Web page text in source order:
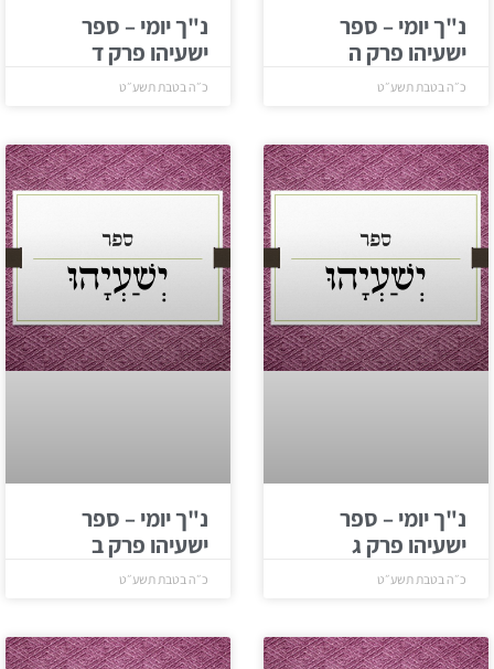
נ"ך יומי – ספר
ישעיהו פרק ה
כ״ה בטבת תשע״ט
נ"ך יומי – ספר
ישעיהו פרק ד
כ״ה בטבת תשע״ט
נ"ך יומי – ספר
ישעיהו פרק ג
כ״ה בטבת תשע״ט
נ"ך יומי – ספר
ישעיהו פרק ב
כ״ה בטבת תשע״ט